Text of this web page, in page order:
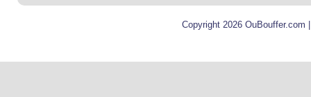
Copyright 2026 OuBouffer.com